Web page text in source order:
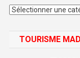
Catégories
TOURISME